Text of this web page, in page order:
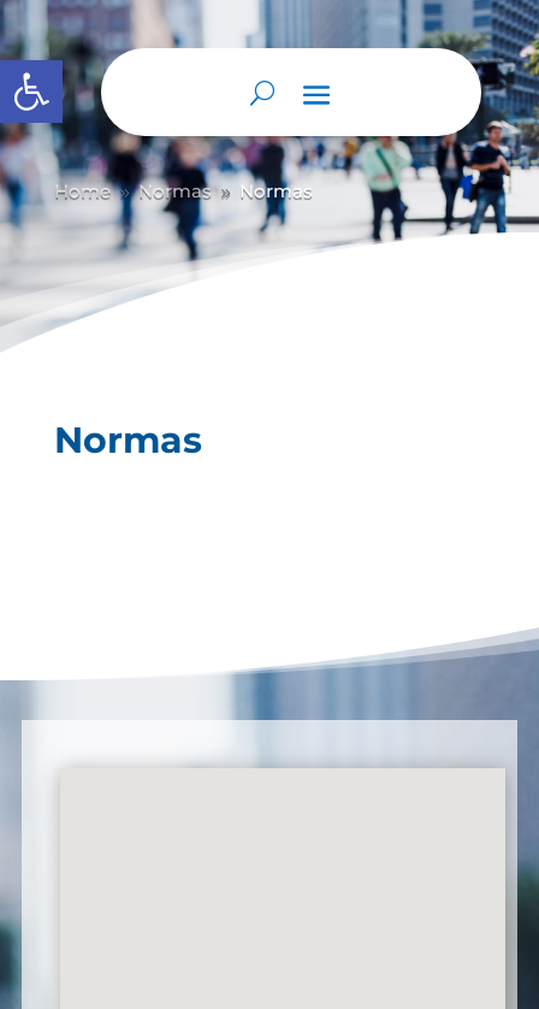
Abrir barra de herramientas
Home 9 Normas 9 Normas
Normas